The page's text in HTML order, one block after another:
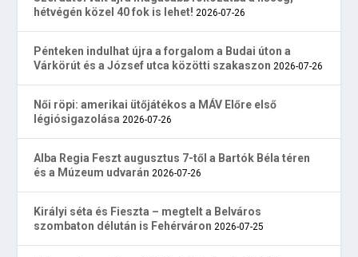
hétvégén közel 40 fok is lehet! 2026-07-26
Pénteken indulhat újra a forgalom a Budai úton a
Várkörút és a József utca közötti szakaszon 2026-07-26
Női röpi: amerikai ütőjátékos a MÁV Előre első
légiósigazolása 2026-07-26
Alba Regia Feszt augusztus 7-től a Bartók Béla téren
és a Múzeum udvarán 2026-07-26
Királyi séta és Fieszta – megtelt a Belváros
szombaton délután is Fehérváron 2026-07-25